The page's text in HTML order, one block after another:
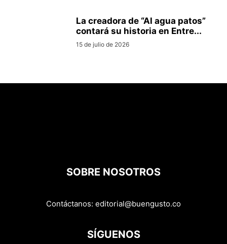
La creadora de “Al agua patos”
contará su historia en Entre...
15 de julio de 2026
SOBRE NOSOTROS
Contáctanos: editorial@buengusto.co
SÍGUENOS